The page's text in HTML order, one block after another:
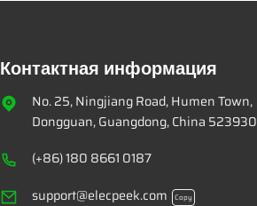
Контактная информация
No. 25, Ningjiang Road, Humen Town,
Dongguan, Guangdong, China 523930
(+86) 180 8661 0187
support@elecpeek.com
Copy